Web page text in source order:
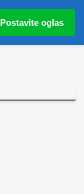
Postavite oglas